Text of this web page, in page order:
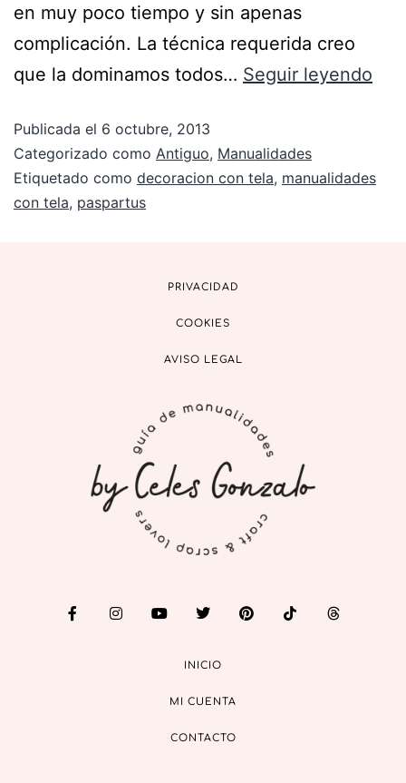
en muy poco tiempo y sin apenas
complicación. La técnica requerida creo
que la dominamos todos… Seguir leyendo
Publicada el 6 octubre, 2013
Categorizado como Antiguo, Manualidades
Etiquetado como decoracion con tela, manualidades
con tela, paspartus
PRIVACIDAD
COOKIES
AVISO LEGAL
INICIO
MI CUENTA
CONTACTO